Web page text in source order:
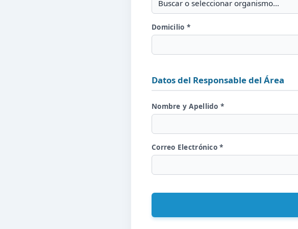
Buscar o seleccionar organismo...
Domicilio *
Datos del Responsable del Área
Nombre y Apellido *
Correo Electrónico *